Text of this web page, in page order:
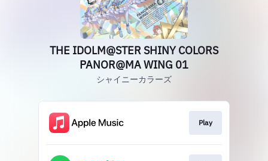
THE IDOLM@STER SHINY COLORS
PANOR@MA WING 01
シャイニーカラーズ
Play